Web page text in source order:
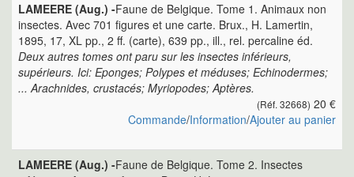
LAMEERE (Aug.) -Faune de Belgique. Tome 1. Animaux non
insectes. Avec 701 figures et une carte. Brux., H. Lamertin,
1895, 17, XL pp., 2 ff. (carte), 639 pp., ill., rel. percaline éd.
Deux autres tomes ont paru sur les insectes inférieurs,
supérieurs. Ici: Eponges; Polypes et méduses; Echinodermes;
... Arachnides, crustacés; Myriopodes; Aptères.
(Réf. 32668) 20 €
Commande/Information/Ajouter au panier
LAMEERE (Aug.) -Faune de Belgique. Tome 2. Insectes